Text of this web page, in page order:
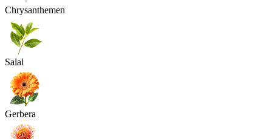
Chrysanthemen
Salal
Gerbera